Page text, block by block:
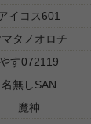
イコス601
マタノオロチ
やす072119
名無しSAN
魔神